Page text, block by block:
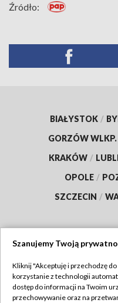
Źródło:
BIAŁYSTOK /
GORZÓW WLKP.
KRAKÓW /
OPOLE /
SZCZECIN /
Abonament TVP
Szanujemy Twoją
Kliknij "Akceptuję i przechodzę
korzystanie z technologii
dostęp do informacji na Twoim
przechowywanie oraz na